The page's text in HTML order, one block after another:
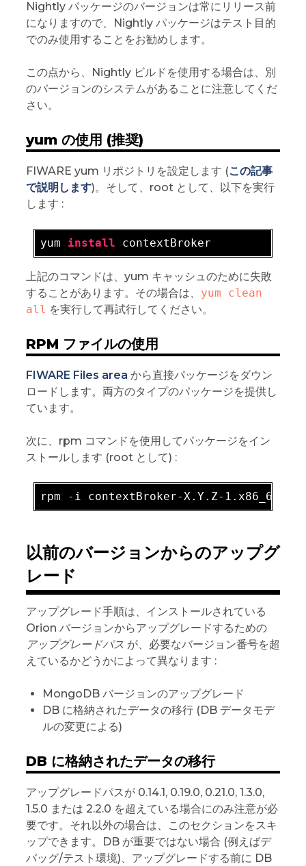
Nightly パッケージのバージョンは常にリリース前
になりますので、Nightly パッケージはテスト目的
でのみ使用することをお勧めします。
この点から、Nightly ビルドを使用する場合は、別
のバージョンのシステムがあることに注意してくだ
さい。
yum の使用 (推奨)
FIWARE yum リポジトリを設定します (この記事
で説明します)。そして、root として、以下を実行
します :
yum install
上記のコマンドは、yum キャッシュのために失敗
することがあります。その場合は、 yum clean
all を実行して再試行してください。
RPM ファイルの使用
FIWARE Files area から直接パッケージをダウン
ロードします。両方のタイプのパッケージを提供し
ています。
次に、rpm コマンドを使用してパッケージをイン
ストールします (root として) :
rpm - i contextBroker-X .Y.Z-1 .x86_64
以前のバージョンからのアップグ
レード
アップグレード手順は、インストールされている
Orion バージョンからアップグレードするための
アップグレードパス が、必要なバージョン番号を超
えているかどうかによって異なります :
MongoDB バージョンのアップグレード
DB に格納されたデータの移行 (DB データモデ
ルの変更による)
DB に格納されたデータの移行
アップグレードパスが 0.14.1, 0.19.0, 0.21.0, 1.3.0,
1.5.0 または 2.2.0 を超えている場合にのみ注意が必
要です。それ以外の場合は、このセクションをスキ
ップできます。DB が重要ではない場合 (例えばデ
バッグ/テスト環境)、アップグレードする前に DB